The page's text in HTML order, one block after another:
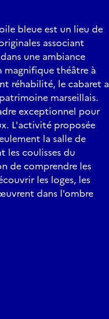
bleue est un lieu de
associant
une ambiance
magnifique théâtre à
réhabilité, le cabaret a
marseillais.
exceptionnel pour
L'activité proposée
la salle de
les coulisses du
de comprendre les
les loges, les
dans l'ombre